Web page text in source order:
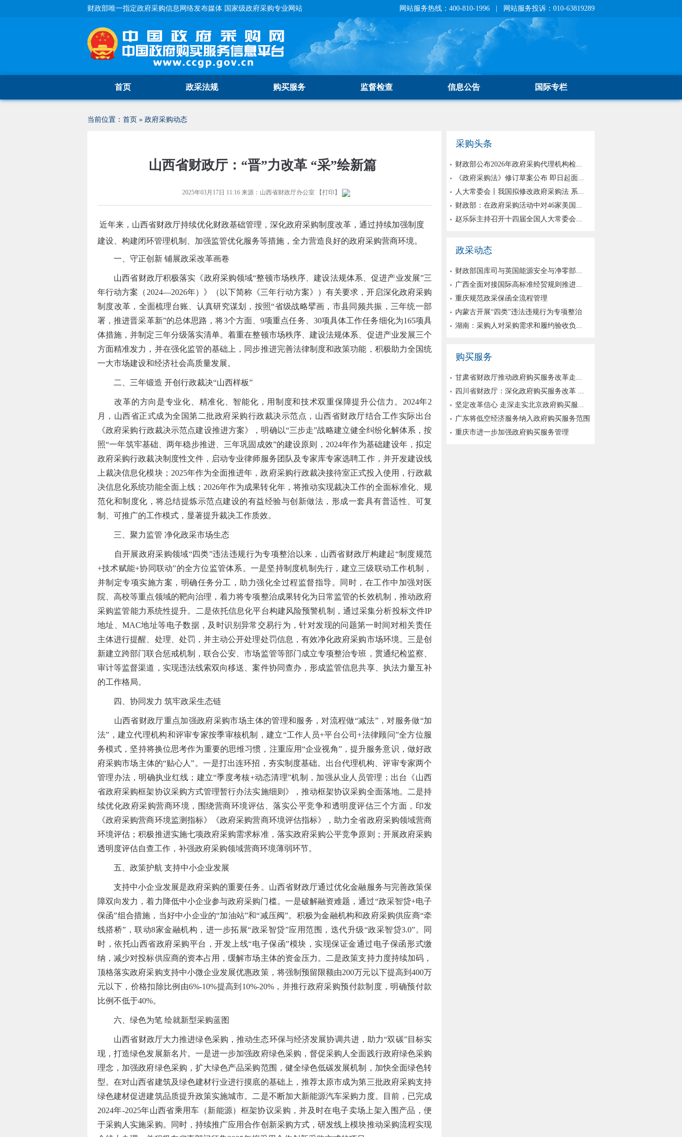
财政部唯一指定政府采购信息网络发布媒体 国家级政府采购专业网站 网站服务热线：400-810-1996 | 网站服务投诉：010-63819289
首页 政采法规 购买服务 监督检查 信息公告 国际专栏
当前位置： 首页 » 政府采购动态
山西省财政厅：“晋”力改革 “采”绘新篇
2025年03月17日 11:16来源： 山西省财政厅办公室【打印 】
近年来，山西省财政厅持续优化财政基础管理，深化政府采购制度改革，通过持续加强制度
建设、构建闭环管理机制、加强监管优化服务等措施，全力营造良好的政府采购营商环境。
一、守正创新 铺展政采改革画卷
山西省财政厅积极落实《政府采购领域“整顿市场秩序、建设法规体系、促进产业发展”三
年行动方案（2024—2026年）》（以下简称《三年行动方案》）有关要求，开启深化政府采购
制度改革，全面梳理台账、认真研究谋划，按照“省级战略擘画，市县同频共振，三年统一部
署，推进晋采革新”的总体思路，将3个方面、9项重点任务、30项具体工作任务细化为165项具
体措施，并制定三年分级落实清单。着重在整顿市场秩序、建设法规体系、促进产业发展三个
方面精准发力，并在强化监管的基础上，同步推进完善法律制度和政策功能，积极助力全国统
一大市场建设和经济社会高质量发展。
二、三年锻造 开创行政裁决“山西样板”
改革的方向是专业化、精准化、智能化，用制度和技术双重保障提升公信力。2024年2
月，山西省正式成为全国第二批政府采购行政裁决示范点，山西省财政厅结合工作实际出台
《政府采购行政裁决示范点建设推进方案》，明确以“三步走”战略建立健全纠纷化解体系，按
照“一年筑牢基础、两年稳步推进、三年巩固成效”的建设原则，2024年作为基础建设年，拟定
政府采购行政裁决制度性文件，启动专业律师服务团队及专家库专家选聘工作，并开发建设线
上裁决信息化模块；2025年作为全面推进年，政府采购行政裁决接待室正式投入使用，行政裁
决信息化系统功能全面上线；2026年作为成果转化年，将推动实现裁决工作的全面标准化、规
范化和制度化，将总结提炼示范点建设的有益经验与创新做法，形成一套具有普适性、可复
制、可推广的工作模式，显著提升裁决工作质效。
三、聚力监管 净化政采市场生态
自开展政府采购领域“四类”违法违规行为专项整治以来，山西省财政厅构建起“制度规范
+技术赋能+协同联动”的全方位监管体系。一是坚持制度机制先行，建立三级联动工作机制，
并制定专项实施方案，明确任务分工，助力强化全过程监督指导。同时，在工作中加强对医
院、高校等重点领域的靶向治理，着力将专项整治成果转化为日常监管的长效机制，推动政府
采购监管能力系统性提升。二是依托信息化平台构建风险预警机制，通过采集分析投标文件IP
地址、MAC地址等电子数据，及时识别异常交易行为，针对发现的问题第一时间对相关责任
主体进行提醒、处理、处罚，并主动公开处理处罚信息，有效净化政府采购市场环境。三是创
新建立跨部门联合惩戒机制，联合公安、市场监管等部门成立专项整治专班，贯通纪检监察、
审计等监督渠道，实现违法线索双向移送、案件协同查办，形成监管信息共享、执法力量互补
的工作格局。
四、协同发力 筑牢政采生态链
山西省财政厅重点加强政府采购市场主体的管理和服务，对流程做“减法”，对服务做“加
法”，建立代理机构和评审专家按季审核机制，建立“工作人员+平台公司+法律顾问”全方位服
务模式，坚持将换位思考作为重要的思维习惯，注重应用“企业视角”，提升服务意识，做好政
府采购市场主体的“贴心人”。一是打出连环招，夯实制度基础。出台代理机构、评审专家两个
管理办法，明确执业红线；建立“季度考核+动态清理”机制，加强从业人员管理；出台《山西
省政府采购框架协议采购方式管理暂行办法实施细则》，推动框架协议采购全面落地。二是持
续优化政府采购营商环境，围绕营商环境评估、落实公平竞争和透明度评估三个方面，印发
《政府采购营商环境监测指标》《政府采购营商环境评估指标》，助力全省政府采购领域营商
环境评估；积极推进实施七项政府采购需求标准，落实政府采购公平竞争原则；开展政府采购
透明度评估自查工作，补强政府采购领域营商环境薄弱环节。
五、政策护航 支持中小企业发展
支持中小企业发展是政府采购的重要任务。山西省财政厅通过优化金融服务与完善政策保
障双向发力，着力降低中小企业参与政府采购门槛。一是破解融资难题，通过“政采智贷+电子
保函”组合措施，当好中小企业的“加油站”和“减压阀”。积极为金融机构和政府采购供应商“牵
线搭桥”，联动8家金融机构，进一步拓展“政采智贷”应用范围，迭代升级“政采智贷3.0”。同
时，依托山西省政府采购平台，开发上线“电子保函”模块，实现保证金通过电子保函形式缴
纳，减少对投标供应商的资本占用，缓解市场主体的资金压力。二是政策支持力度持续加码，
顶格落实政府采购支持中小微企业发展优惠政策，将强制预留限额由200万元以下提高到400万
元以下，价格扣除比例由6%-10%提高到10%-20%，并推行政府采购预付款制度，明确预付款
比例不低于40%。
六、绿色为笔 绘就新型采购蓝图
山西省财政厅大力推进绿色采购，推动生态环保与经济发展协调共进，助力“双碳”目标实
现，打造绿色发展新名片。一是进一步加强政府绿色采购，督促采购人全面践行政府绿色采购
理念，加强政府绿色采购，扩大绿色产品采购范围，健全绿色低碳发展机制，加快全面绿色转
型。在对山西省建筑及绿色建材行业进行摸底的基础上，推荐太原市成为第三批政府采购支持
绿色建材促进建筑品质提升政策实施城市。二是不断加大新能源汽车采购力度。目前，已完成
2024年-2025年山西省乘用车（新能源）框架协议采购，并及时在电子卖场上架入围产品，便
于采购人实施采购。同时，持续推广应用合作创新采购方式，研发线上模块推动采购流程实现
采购头条
财政部公布2026年政府采购代理机构检...
《政府采购法》修订草案公布 即日起面...
人大常委会丨我国拟修改政府采购法 系...
财政部：在政府采购活动中对46家美国...
赵乐际主持召开十四届全国人大常委会...
政采动态
财政部国库司与英国能源安全与净零部...
广西全面对接国际高标准经贸规则推进...
重庆规范政采保函全流程管理
内蒙古开展“四类”违法违规行为专项整治
湖南：采购人对采购需求和履约验收负...
购买服务
甘肃省财政厅推动政府购买服务改革走...
四川省财政厅：深化政府购买服务改革 ...
坚定改革信心 走深走实北京政府购买服...
广东将低空经济服务纳入政府购买服务范围
重庆市进一步加强政府购买服务管理